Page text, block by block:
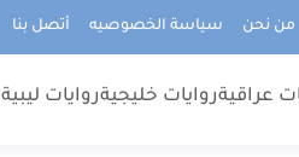
من نحن سياسة الخصوصيه أتصل بنا
عراقيةروايات خليجيةروايات ليبية